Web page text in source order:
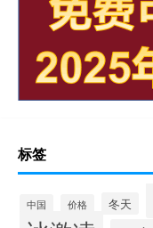
标签
中国 价格 冬天